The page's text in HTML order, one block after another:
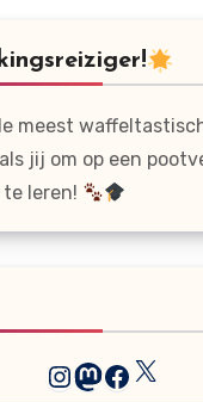
meest
jij om op een
te leren!
Instagram
Mastodon
X